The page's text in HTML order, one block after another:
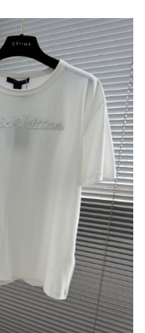
バッグ最新モデルが登場。
扱い。最高品質の再現度を
でお得な割引をご利用いただ
バッグ最新モデルが登場。